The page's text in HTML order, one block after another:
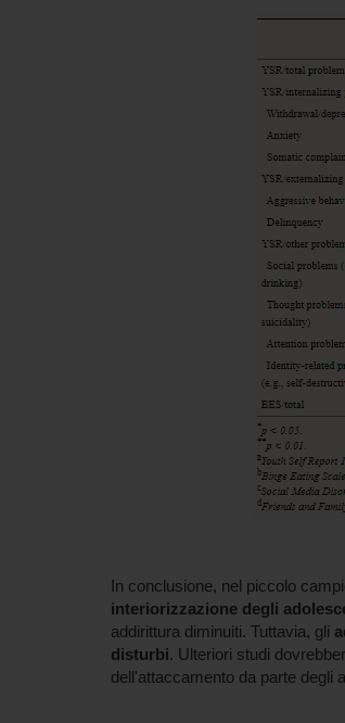
In conclusione, nel piccolo
interiorizzazione degli
addirittura diminuiti. Tuttavia, gli
disturbi. Ulteriori studi
dell'attaccamento da parte degli